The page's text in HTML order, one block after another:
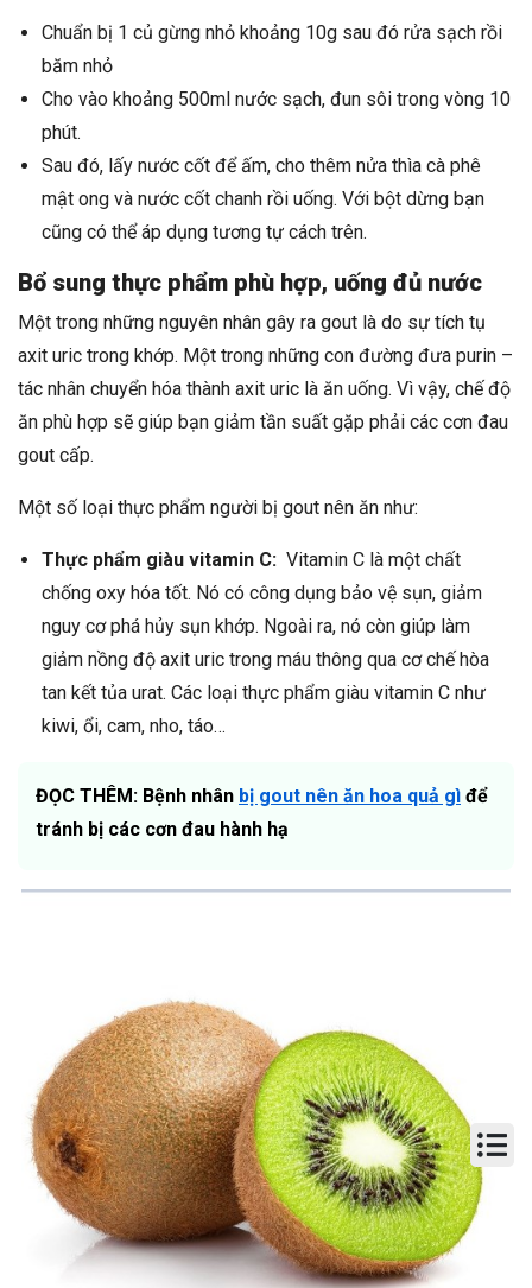
Chuẩn bị 1 củ gừng nhỏ khoảng 10g sau đó rửa sạch rồi
băm nhỏ
Cho vào khoảng 500ml nước sạch, đun sôi trong vòng 10
phút.
Sau đó, lấy nước cốt để ấm, cho thêm nửa thìa cà phê
mật ong và nước cốt chanh rồi uống. Với bột dừng bạn
cũng có thể áp dụng tương tự cách trên.
Bổ sung thực phẩm phù hợp, uống đủ nước
Một trong những nguyên nhân gây ra gout là do sự tích tụ
axit uric trong khớp. Một trong những con đường đưa purin –
tác nhân chuyển hóa thành axit uric là ăn uống. Vì vậy, chế độ
ăn phù hợp sẽ giúp bạn giảm tần suất gặp phải các cơn đau
gout cấp.
Một số loại thực phẩm người bị gout nên ăn như:
Thực phẩm giàu vitamin C: Vitamin C là một chất
chống oxy hóa tốt. Nó có công dụng bảo vệ sụn, giảm
nguy cơ phá hủy sụn khớp. Ngoài ra, nó còn giúp làm
giảm nồng độ axit uric trong máu thông qua cơ chế hòa
tan kết tủa urat. Các loại thực phẩm giàu vitamin C như
kiwi, ổi, cam, nho, táo…
ĐỌC THÊM: Bệnh nhân bị gout nên ăn hoa quả gì để
tránh bị các cơn đau hành hạ